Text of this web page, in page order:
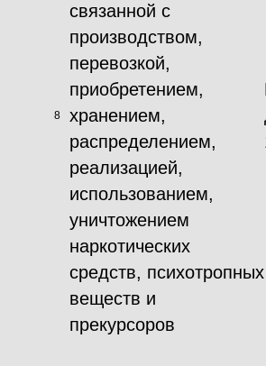
8
связанной с
производством,
перевозкой,
приобретением,
хранением,
распределением,
реализацией,
использованием,
уничтожением
наркотических
средств, психотропных
веществ и
прекурсоров